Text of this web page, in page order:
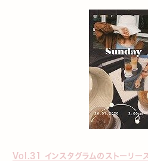
Vol.31 インスタグラムのストーリー